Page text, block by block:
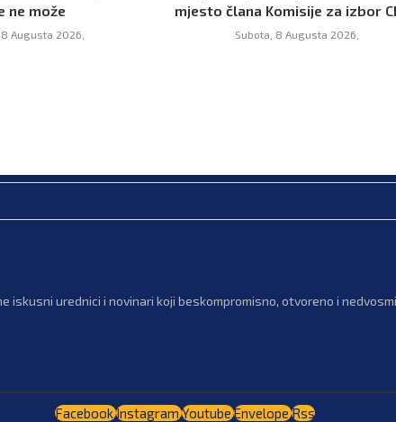
ne može
Augusta 2026,
mjesto člana Komisije za izbor
Subota, 8 Augusta 2026,
iskusni urednici i novinari koji beskompromisno, otvoreno i
FacebookInstagramYoutubeEnvelopeRss